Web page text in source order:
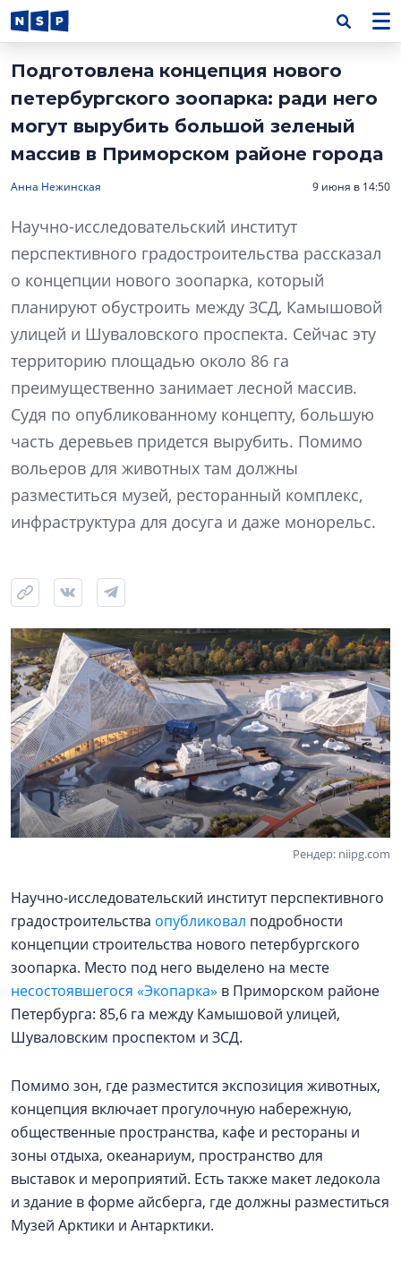
Подготовлена концепция нового
петербургского зоопарка: ради него
могут вырубить большой зеленый
массив в Приморском районе города
Анна Нежинская 9 июня в 14:50
Научно-исследовательский институт
перспективного градостроительства рассказал
о концепции нового зоопарка, который
планируют обустроить между ЗСД, Камышовой
улицей и Шуваловского проспекта. Сейчас эту
территорию площадью около 86 га
преимущественно занимает лесной массив.
Судя по опубликованному концепту, большую
часть деревьев придется вырубить. Помимо
вольеров для животных там должны
разместиться музей, ресторанный комплекс,
инфраструктура для досуга и даже монорельс.
Рендер: niipg.com
Научно-исследовательский институт перспективного
градостроительства опубликовал подробности
концепции строительства нового петербургского
зоопарка. Место под него выделено на месте
несостоявшегося «Экопарка» в Приморском районе
Петербурга: 85,6 га между Камышовой улицей,
Шуваловским проспектом и ЗСД.
Помимо зон, где разместится экспозиция животных,
концепция включает прогулочную набережную,
общественные пространства, кафе и рестораны и
зоны отдыха, океанариум, пространство для
выставок и мероприятий. Есть также макет ледокола
и здание в форме айсберга, где должны разместиться
Музей Арктики и Антарктики.